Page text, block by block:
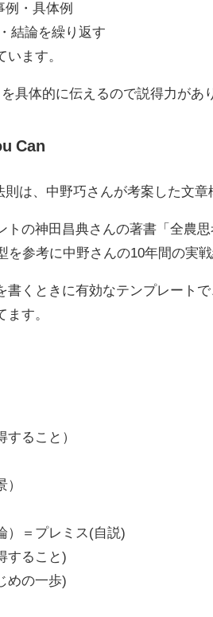
・具体例
論を繰り返す
います。
具体的に伝えるので説得力があ
Can
則は、中野巧さんが考案した文章
トの神田昌典さんの著書「全農
を参考に中野さんの10年間の実
書くときに有効なテンプレート
ます。
ること）
）＝プレミス(自説)
すること)
めの一歩)